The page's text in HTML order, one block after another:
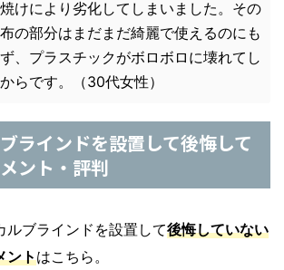
けにより劣化してしまいました。その
の部分はまだまだ綺麗で使えるのにも
、プラスチックがボロボロに壊れてし
らです。（30代女性）
ラインドを設置して後悔して
ント・評判
ルブラインドを設置して後悔していない
ントはこちら。